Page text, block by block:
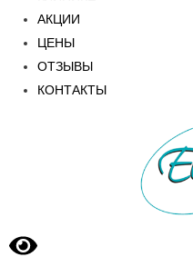
АКЦИИ
ЦЕНЫ
ОТЗЫВЫ
КОНТАКТЫ